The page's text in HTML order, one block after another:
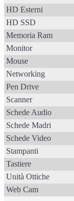
HD Esterni
HD SSD
Memoria Ram
Monitor
Mouse
Networking
Pen Drive
Scanner
Schede Audio
Schede Madri
Schede Video
Stampanti
Tastiere
Unità Ottiche
Web Cam